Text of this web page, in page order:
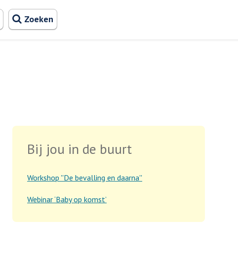
Zoeken
Bij jou in de buurt
Workshop ''De bevalling en daarna''
Webinar ‘Baby op komst’